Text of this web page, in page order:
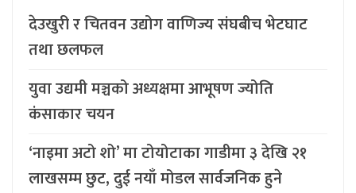
देउखुरी र चितवन उद्योग वाणिज्य संघबीच भेटघाट
तथा छलफल
युवा उद्यमी मञ्चको अध्यक्षमा आभूषण ज्योति
कंसाकार चयन
‘नाइमा अटो शो’ मा टोयोटाका गाडीमा ३ देखि २१
लाखसम्म छुट, दुई नयाँ मोडल सार्वजनिक हुने